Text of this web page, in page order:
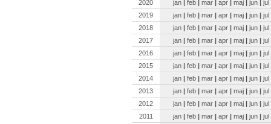
2020
jan | feb | mar | apr | maj | jun | jul
2019
jan | feb | mar | apr | maj | jun | jul
2018
jan | feb | mar | apr | maj | jun | jul
2017
jan | feb | mar | apr | maj | jun | jul
2016
jan | feb | mar | apr | maj | jun | jul
2015
jan | feb | mar | apr | maj | jun | jul
2014
jan | feb | mar | apr | maj | jun | jul
2013
jan | feb | mar | apr | maj | jun | jul
2012
jan | feb | mar | apr | maj | jun | jul
2011
jan | feb | mar | apr | maj | jun | jul